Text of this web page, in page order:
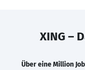
XING –
Über eine Million